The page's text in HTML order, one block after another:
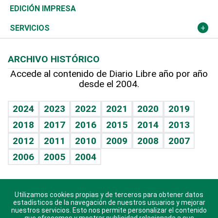
Caribe
Resto del mundo
Global y variable
Economía personal
Novedades
Podcast Arte Libre
Hablando con el pediatra
Vida y familia
Eñe
Celebrando la vida
Sin complejos
En pocas palabras
Escuchando al corazón
Olimpismo
Más deportes
Línea de hit
TBT Deportivo
Noticiero Poteleche
Columnistas
Martes de tecnología
Cambio climático
Deportes
Opinión
Hecho en casa
Guía del dinero
EDICIÓN IMPRESA
SERVICIOS
Cumpleaños
Horóscopos
Crucigramas
ARCHIVO HISTÓRICO
Accede al contenido de Diario Libre año por año
desde el 2004.
2024 2023 2022 2021 2020
2019
2018
2017 2016 2015 2014
2013
2012
2011 2010 2009 2008
2007
2006
2005 2004
Descarga nuestras aplicaciones para Android, iOS y
sistema Huawei.
Utilizamos cookies propias y de terceros para obtener datos
estadísticos de la navegación de nuestros usuarios y mejorar
nuestros servicios. Esto nos permite personalizar el contenido